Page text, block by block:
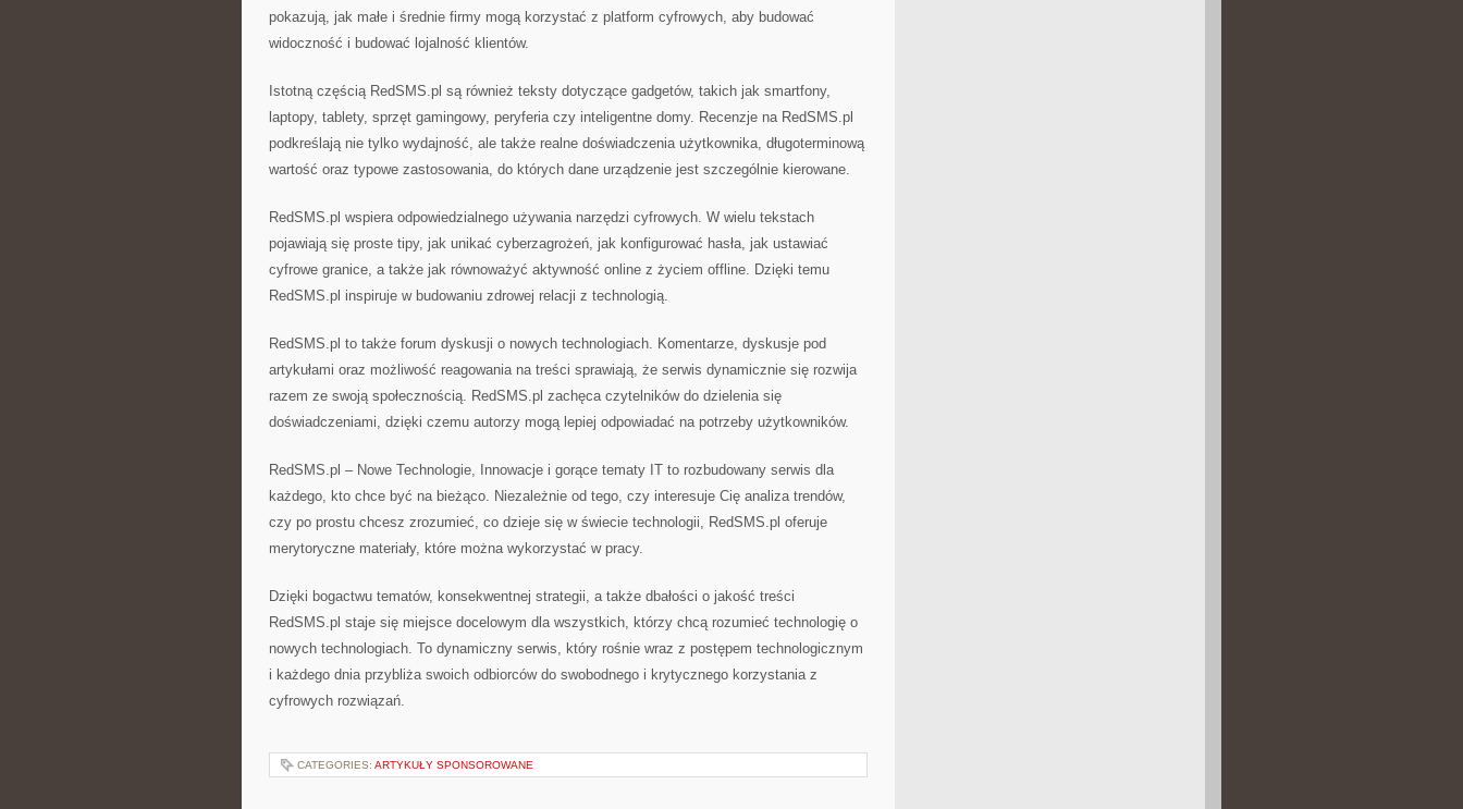
pokazują, jak małe i średnie firmy mogą korzystać z platform cyfrowych, aby budować
widoczność i budować lojalność klientów.
Istotną częścią RedSMS.pl są również teksty dotyczące gadgetów, takich jak smartfony,
laptopy, tablety, sprzęt gamingowy, peryferia czy inteligentne domy. Recenzje na RedSMS.pl
podkreślają nie tylko wydajność, ale także realne doświadczenia użytkownika, długoterminową
wartość oraz typowe zastosowania, do których dane urządzenie jest szczególnie kierowane.
RedSMS.pl wspiera odpowiedzialnego używania narzędzi cyfrowych. W wielu tekstach
pojawiają się proste tipy, jak unikać cyberzagrożeń, jak konfigurować hasła, jak ustawiać
cyfrowe granice, a także jak równoważyć aktywność online z życiem offline. Dzięki temu
RedSMS.pl inspiruje w budowaniu zdrowej relacji z technologią.
RedSMS.pl to także forum dyskusji o nowych technologiach. Komentarze, dyskusje pod
artykułami oraz możliwość reagowania na treści sprawiają, że serwis dynamicznie się rozwija
razem ze swoją społecznością. RedSMS.pl zachęca czytelników do dzielenia się
doświadczeniami, dzięki czemu autorzy mogą lepiej odpowiadać na potrzeby użytkowników.
RedSMS.pl – Nowe Technologie, Innowacje i gorące tematy IT to rozbudowany serwis dla
każdego, kto chce być na bieżąco. Niezależnie od tego, czy interesuje Cię analiza trendów,
czy po prostu chcesz zrozumieć, co dzieje się w świecie technologii, RedSMS.pl oferuje
merytoryczne materiały, które można wykorzystać w pracy.
Dzięki bogactwu tematów, konsekwentnej strategii, a także dbałości o jakość treści
RedSMS.pl staje się miejsce docelowym dla wszystkich, którzy chcą rozumieć technologię o
nowych technologiach. To dynamiczny serwis, który rośnie wraz z postępem technologicznym
i każdego dnia przybliża swoich odbiorców do swobodnego i krytycznego korzystania z
cyfrowych rozwiązań.
CATEGORIES: ARTYKUŁY SPONSOROWANE